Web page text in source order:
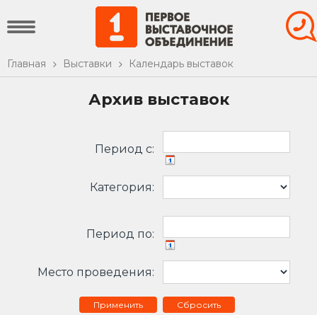
Главная Выставки Календарь выставок
Архив выставок
Период c:
Категория:
Период по:
Место проведения:
Сбросить